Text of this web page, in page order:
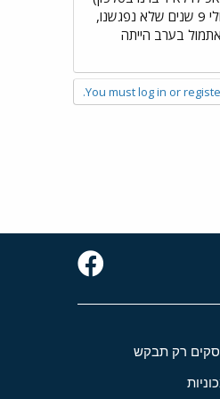
התקשרה אליי. היא מאושפזת באיכילוב, אחרי אירוע מוחי. מקרה שעורר אצלי המון רגשות מעורבים. וככה יצא שאת הפגישה הראשונה שלנו אחרי אולי 9 שנים שלא נפגשנו,
בערב הייתה
You must log in or
רק תבקש